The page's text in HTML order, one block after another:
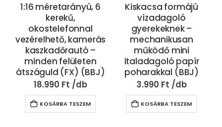
1:16 méretarányú, 6
kerekű,
okostelefonnal
vezérelhető, kamerás
kaszkadőrautó –
minden felületen
átszáguld (FX) (BBJ)
18.990 Ft
KOSÁRBA TESZEM
Kiskacsa formájú
vízadagoló
gyerekeknek –
mechanikusan
működő mini
italadagoló papír
poharakkal (BBJ)
3.990 Ft
KOSÁRBA TESZEM